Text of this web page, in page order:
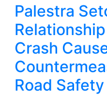
Palestra
Crash
Road